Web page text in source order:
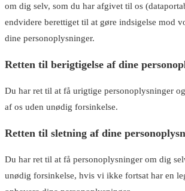
om dig selv, som du har afgivet til os
endvidere berettiget til at gøre indsigelse mod
dine personoplysninger.
Retten til berigtigelse af dine
Du har ret til at få urigtige personoplysninger
af os uden unødig forsinkelse.
Retten til sletning af dine
Du har ret til at få personoplysninger om dig
unødig forsinkelse, hvis vi ikke fortsat har en